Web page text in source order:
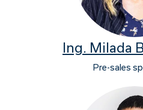
Ing. Milada
Pre-sales